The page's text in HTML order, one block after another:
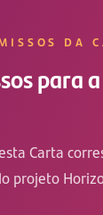
DA
para
Carta
projeto